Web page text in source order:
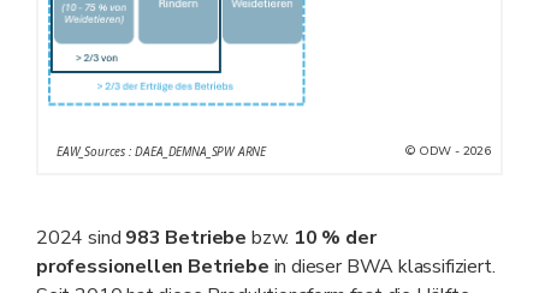
EAW_Sources : DAEA_DEMNA_SPW ARNE © ODW - 2026
2024 sind 983 Betriebe bzw. 10 % der
professionellen Betriebe in dieser BWA klassifiziert.